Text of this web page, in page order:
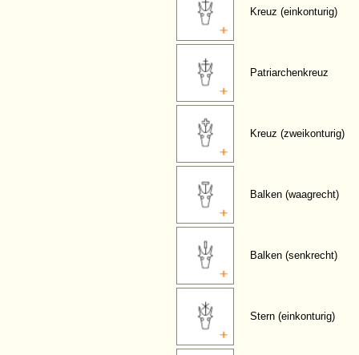
Kreuz (einkonturig)
Patriarchenkreuz
Kreuz (zweikonturig)
Balken (waagrecht)
Balken (senkrecht)
Stern (einkonturig)